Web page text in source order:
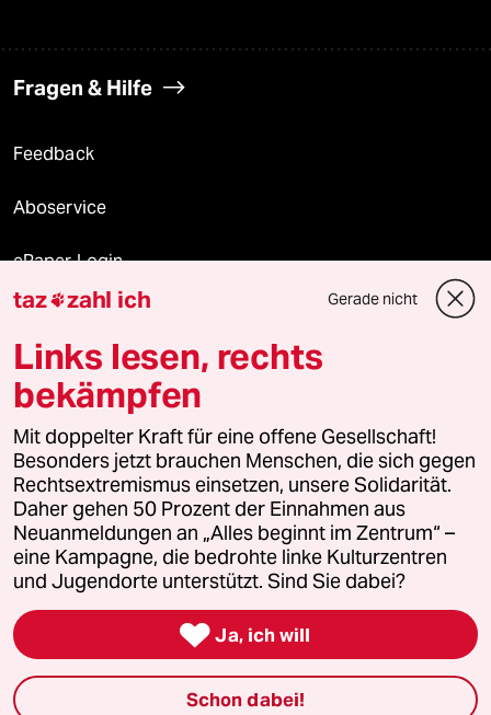
Fragen & Hilfe
Feedback
Aboservice
ePaper Login
Downloads für Abonnierende
© 2026 taz Verlags und Vertriebs GmbH
Alle Rechte vorbehalten. Bei rechtlichen Fragen oder für Genehmigungen
wenden Sie sich bitte an
lizenzen@taz.de
Feedback Redaktionsstatut Kommune-Richtlinien
Leitlinie Informant Datenschutz Impressum AGB
Seitenwende Einwilligungen widerrufen (Ads)
taz zahl ich Gerade nicht
Links lesen, rechts
bekämpfen
Mit doppelter Kraft für eine offene Gesellschaft!
Besonders jetzt brauchen Menschen, die sich gegen
Rechtsextremismus einsetzen, unsere Solidarität.
Daher gehen 50 Prozent der Einnahmen aus
Neuanmeldungen an „Alles beginnt im Zentrum“ –
eine Kampagne, die bedrohte linke Kulturzentren
und Jugendorte unterstützt. Sind Sie dabei?
 Ja, ich will
Schon dabei!